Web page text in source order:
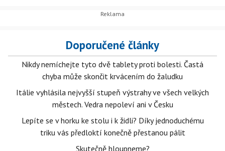
Doporučené články
Nikdy nemíchejte tyto dvě tablety proti bolesti. Častá
chyba může skončit krvácením do žaludku
Itálie vyhlásila nejvyšší stupeň výstrahy ve všech velkých
městech. Vedra nepoleví ani v Česku
Lepíte se v horku ke stolu i k židli? Díky jednoduchému
triku vás předloktí konečně přestanou pálit
Skutečně hloupneme?